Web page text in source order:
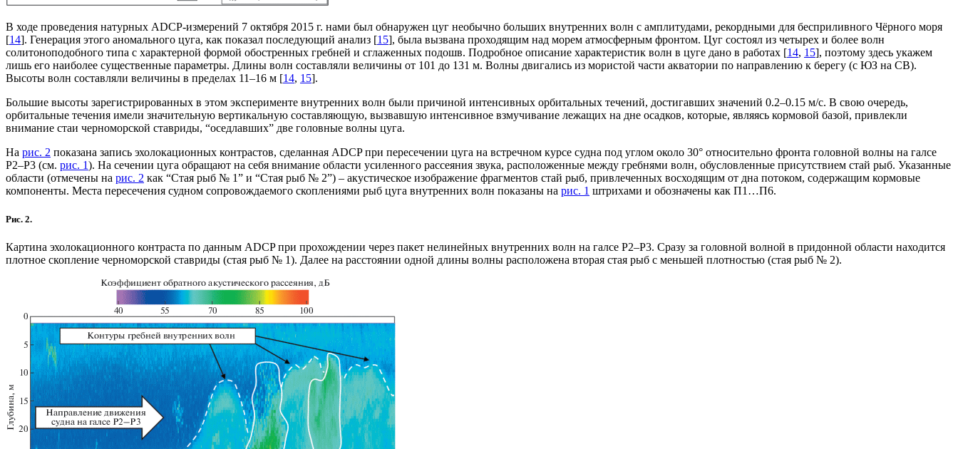
В ходе проведения натурных ADCP-измерений 7 октября 2015 г. нами был обнаружен цуг необычно больших внутренних волн с амплитудами, рекордными для бесприливного Чёрного моря
[14]. Генерация этого аномального цуга, как показал последующий анализ [15], была вызвана проходящим над морем атмосферным фронтом. Цуг состоял из четырех и более волн
солитоноподобного типа с характерной формой обостренных гребней и сглаженных подошв. Подробное описание характеристик волн в цуге дано в работах [14, 15], поэтому здесь укажем
лишь его наиболее существенные параметры. Длины волн составляли величины от 101 до 131 м. Волны двигались из мористой части акватории по направлению к берегу (с ЮЗ на СВ).
Высоты волн составляли величины в пределах 11–16 м [14, 15].
Большие высоты зарегистрированных в этом эксперименте внутренних волн были причиной интенсивных орбитальных течений, достигавших значений 0.2–0.15 м/с. В свою очередь,
орбитальные течения имели значительную вертикальную составляющую, вызвавшую интенсивное взмучивание лежащих на дне осадков, которые, являясь кормовой базой, привлекли
внимание стаи черноморской ставриды, “оседлавших” две головные волны цуга.
На рис. 2 показана запись эхолокационных контрастов, сделанная ADCP при пересечении цуга на встречном курсе судна под углом около 30° относительно фронта головной волны на галсе
Р2–Р3 (см. рис. 1). На сечении цуга обращают на себя внимание области усиленного рассеяния звука, расположенные между гребнями волн, обусловленные присутствием стай рыб. Указанные
области (отмечены на рис. 2 как “Стая рыб № 1” и “Стая рыб № 2”) – акустическое изображение фрагментов стай рыб, привлеченных восходящим от дна потоком, содержащим кормовые
компоненты. Места пересечения судном сопровождаемого скоплениями рыб цуга внутренних волн показаны на рис. 1 штрихами и обозначены как П1…П6.
Рис. 2.
Картина эхолокационного контраста по данным ADCP при прохождении через пакет нелинейных внутренних волн на галсе Р2–Р3. Сразу за головной волной в придонной области находится
плотное скопление черноморской ставриды (стая рыб № 1). Далее на расстоянии одной длины волны расположена вторая стая рыб с меньшей плотностью (стая рыб № 2).